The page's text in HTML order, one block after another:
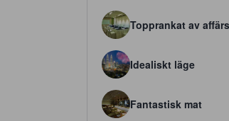
Topprankat av
Idealiskt läge
Fantastisk mat